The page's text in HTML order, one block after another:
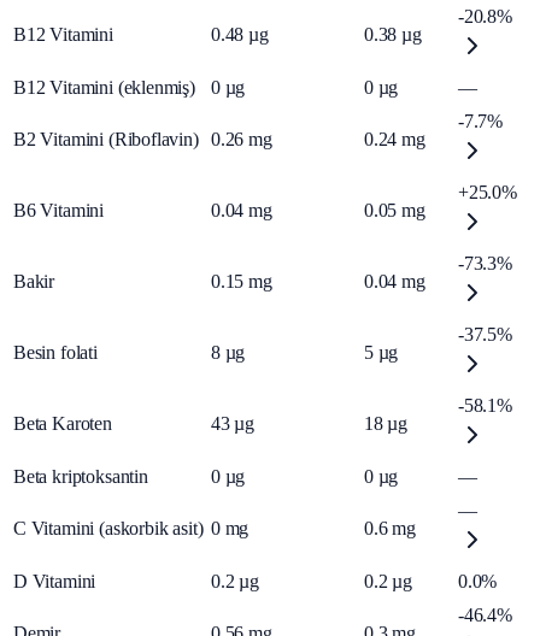
B12 Vitamini 0.48 µg 0.38 µg
-20.8%
B12 Vitamini (eklenmiş) 0 µg 0 µg —
B2 Vitamini (Riboflavin) 0.26 mg 0.24 mg
-7.7%
B6 Vitamini 0.04 mg 0.05 mg
+25.0%
Bakir 0.15 mg 0.04 mg
-73.3%
Besin folati 8 µg 5 µg
-37.5%
Beta Karoten 43 µg 18 µg
-58.1%
Beta kriptoksantin 0 µg 0 µg —
C Vitamini (askorbik asit) 0 mg 0.6 mg
—
D Vitamini 0.2 µg 0.2 µg 0.0%
-46.4%